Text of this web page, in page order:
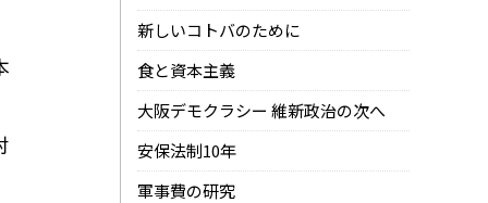
新しいコトバのために
食と資本主義
大阪デモクラシー 維新政治の次へ
安保法制10年
軍事費の研究